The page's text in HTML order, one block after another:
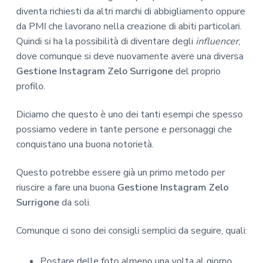
diventa richiesti da altri marchi di abbigliamento oppure
da PMI che lavorano nella creazione di abiti particolari.
Quindi si ha la possibilità di diventare degli influencer,
dove comunque si deve nuovamente avere una diversa
Gestione Instagram Zelo Surrigonedel proprio
profilo.
Diciamo che questo è uno dei tanti esempi che spesso
possiamo vedere in tante persone e personaggi che
conquistano una buona notorietà.
Questo potrebbe essere già un primo metodo per
riuscire a fare una buona Gestione Instagram Zelo
Surrigoneda soli.
Comunque ci sono dei consigli semplici da seguire, quali: